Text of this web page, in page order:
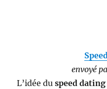
envoyé
L’idée duspeed dating